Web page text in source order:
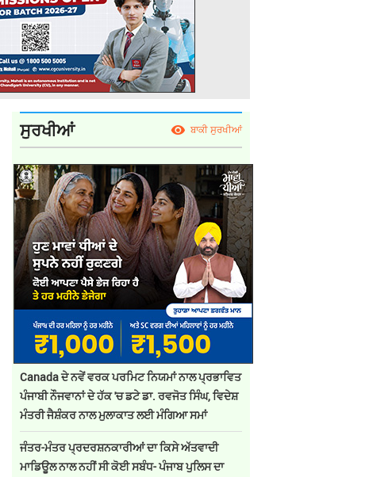
ਸੁਰਖੀਆਂ ਬਾਕੀ ਸੁਰਖੀਆਂ
Canada ਦੇ ਨਵੇਂ ਵਰਕ ਪਰਮਿਟ ਨਿਯਮਾਂ ਨਾਲ ਪ੍ਰਭਾਵਿਤ
ਪੰਜਾਬੀ ਨੌਜਵਾਨਾਂ ਦੇ ਹੱਕ 'ਚ ਡਟੇ ਡਾ. ਰਵਜੋਤ ਸਿੰਘ, ਵਿਦੇਸ਼
ਮੰਤਰੀ ਜੈਸ਼ੰਕਰ ਨਾਲ ਮੁਲਾਕਾਤ ਲਈ ਮੰਗਿਆ ਸਮਾਂ
ਜੰਤਰ-ਮੰਤਰ ਪ੍ਰਦਰਸ਼ਨਕਾਰੀਆਂ ਦਾ ਕਿਸੇ ਅੱਤਵਾਦੀ
ਮਾਡਿਊਲ ਨਾਲ ਨਹੀਂ ਸੀ ਕੋਈ ਸਬੰਧ- ਪੰਜਾਬ ਪੁਲਿਸ ਦਾ